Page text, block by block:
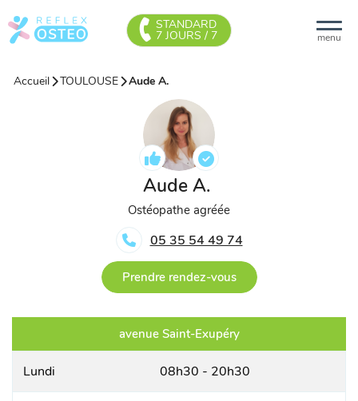
menu
STANDARD
7 JOURS / 7
Accueil TOULOUSE Aude A.
Aude A.
Ostéopathe agréée
05 35 54 49 74
Prendre rendez-vous
avenue Saint-Exupéry
Lundi 08h30 - 20h30